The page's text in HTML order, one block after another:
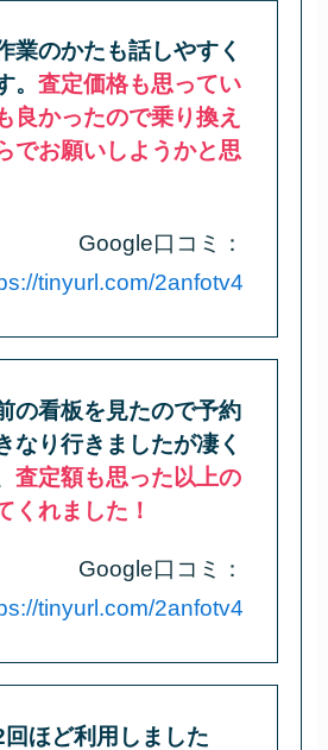
業のかたも話しやすく
。査定価格も思ってい
良かったので乗り換え
でお願いしようかと思
Google口コミ：
tinyurl.com/2anfotv4
の看板を見たので予約
なり行きましたが凄く
査定額も思った以上の
くれました！
Google口コミ：
tinyurl.com/2anfotv4
ほど利用しました